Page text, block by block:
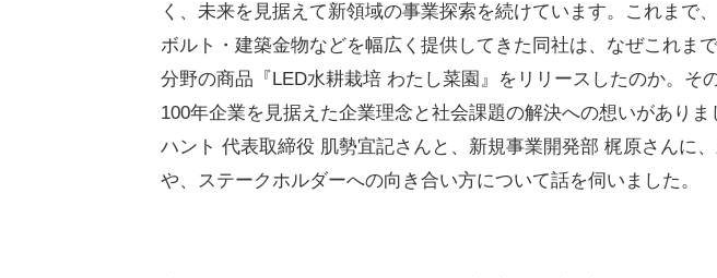
く、未来を見据えて新領域の事業探索を続けています。これまで
ボルト・建築金物などを幅広く提供してきた同社は、なぜこれま
分野の商品『LED水耕栽培 わたし菜園』をリリースしたのか。そ
100年企業を見据えた企業理念と社会課題の解決への想いがあり
ハント 代表取締役 肌勢宜記さんと、新規事業開発部 梶原さんに
や、ステークホルダーへの向き合い方について話を伺いました。